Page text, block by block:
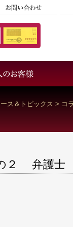
報保護方針
ス＆トピックス > コ
の２ 弁護